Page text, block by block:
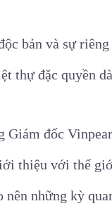
bản và sự
thự đặc quyền
Giám đốc
thiệu với thế
nên những kỳ